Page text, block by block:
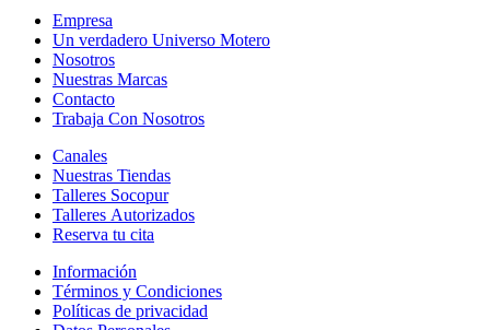
Empresa
Un verdadero Universo Motero
Nosotros
Nuestras Marcas
Contacto
Trabaja Con Nosotros
Canales
Nuestras Tiendas
Talleres Socopur
Talleres Autorizados
Reserva tu cita
Información
Términos y Condiciones
Políticas de privacidad